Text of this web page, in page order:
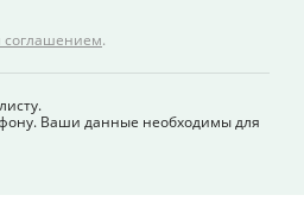
соглашением.
Ваши данные необходимы для